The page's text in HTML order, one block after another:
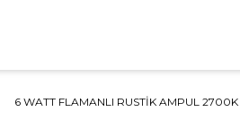
6 WATT FLAMANLI RUSTIK AMPUL 2700K